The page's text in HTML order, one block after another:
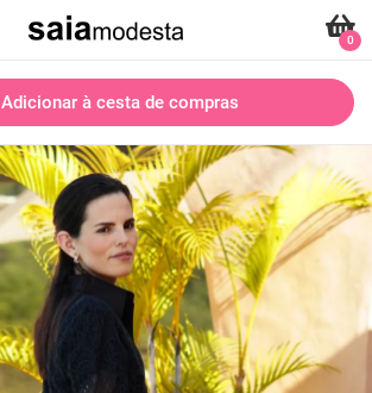
0
Adicionar à cesta de compras